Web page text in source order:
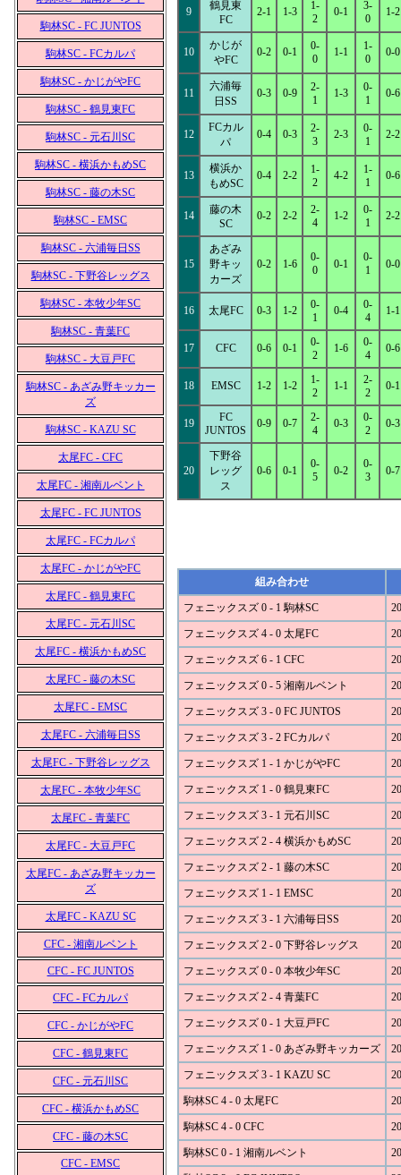
駒林SC - FC JUNTOS
駒林SC - FCカルパ
駒林SC - かじがやFC
駒林SC - 鶴見東FC
駒林SC - 元石川SC
駒林SC - 横浜かもめSC
駒林SC - 藤の木SC
駒林SC - EMSC
駒林SC - 六浦毎日SS
駒林SC - 下野谷レッグス
駒林SC - 本牧少年SC
駒林SC - 青葉FC
駒林SC - 大豆戸FC
駒林SC - あざみ野キッカー
ズ
駒林SC - KAZU SC
太尾FC - CFC
太尾FC - 湘南ルベント
太尾FC - FC JUNTOS
太尾FC - FCカルパ
太尾FC - かじがやFC
太尾FC - 鶴見東FC
太尾FC - 元石川SC
太尾FC - 横浜かもめSC
太尾FC - 藤の木SC
太尾FC - EMSC
太尾FC - 六浦毎日SS
太尾FC - 下野谷レッグス
太尾FC - 本牧少年SC
太尾FC - 青葉FC
太尾FC - 大豆戸FC
太尾FC - あざみ野キッカー
ズ
太尾FC - KAZU SC
CFC - 湘南ルベント
CFC - FC JUNTOS
CFC - FCカルパ
CFC - かじがやFC
CFC - 鶴見東FC
CFC - 元石川SC
CFC - 横浜かもめSC
CFC - 藤の木SC
CFC - EMSC
9
鶴見東
FC
2-1 1-3
1-
2
0-1
3-
0
1-2
10
かじが
やFC
0-2 0-1
0-
0
1-1
1-
0
0-0
11
六浦毎
日SS
0-3 0-9
2-
1
1-3
0-
1
0-6
12
FCカル
パ
0-4 0-3
2-
3
2-3
0-
1
2-2
13
横浜か
もめSC
0-4 2-2
1-
2
4-2
1-
1
0-6
14
藤の木
SC
0-2 2-2
2-
4
1-2
0-
1
2-2
15
あざみ
野キッ
カーズ
0-2 1-6
0-
0
0-1
0-
1
0-0
16 太尾FC 0-3 1-2
0-
1
0-4
0-
4
1-1
17 CFC 0-6 0-1
0-
2
1-6
0-
4
0-6
18 EMSC 1-2 1-2
1-
2
1-1
2-
2
0-1
19
FC
JUNTOS
0-9 0-7
2-
4
0-3
0-
2
0-3
20
下野谷
レッグ
ス
0-6 0-1
0-
5
0-2
0-
3
0-7
組み合わせ
フェニックスズ 0 - 1 駒林SC
フェニックスズ 4 - 0 太尾FC
フェニックスズ 6 - 1 CFC
フェニックスズ 0 - 5 湘南ルベント
フェニックスズ 3 - 0 FC JUNTOS
フェニックスズ 3 - 2 FCカルパ
フェニックスズ 1 - 1 かじがやFC
フェニックスズ 1 - 0 鶴見東FC
フェニックスズ 3 - 1 元石川SC
フェニックスズ 2 - 4 横浜かもめSC
フェニックスズ 2 - 1 藤の木SC
フェニックスズ 1 - 1 EMSC
フェニックスズ 3 - 1 六浦毎日SS
フェニックスズ 2 - 0 下野谷レッグス
フェニックスズ 0 - 0 本牧少年SC
フェニックスズ 2 - 4 青葉FC
フェニックスズ 0 - 1 大豆戸FC
フェニックスズ 1 - 0 あざみ野キッカーズ
フェニックスズ 3 - 1 KAZU SC
駒林SC 4 - 0 太尾FC
駒林SC 4 - 0 CFC
駒林SC 0 - 1 湘南ルベント